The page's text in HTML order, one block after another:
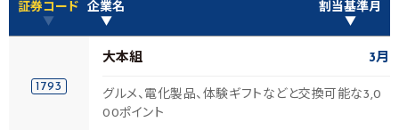
証券コード
▼
企業名
▼
割当基準月
▼
1793
大本組 3月
グルメ、電化製品、体験ギフトなどと交換可能な3,0
00ポイント